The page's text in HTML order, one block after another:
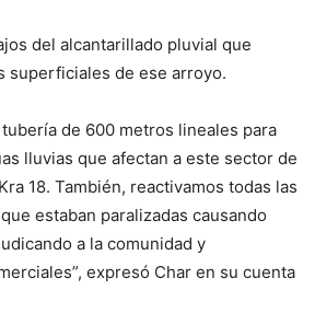
del alcantarillado pluvial que
superficiales de ese arroyo.
de 600 metros lineales para
lluvias que afectan a este sector de
18. También, reactivamos todas las
estaban paralizadas causando
a la comunidad y
expresó Char en su cuenta